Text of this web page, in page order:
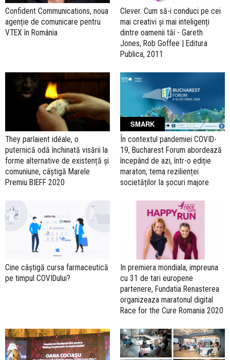
Confident Communications, noua
agenție de comunicare pentru
VTEX în România
Clever. Cum să-i conduci pe cei
mai creativi și mai inteligenți
dintre oamenii tăi - Gareth
Jones, Rob Goffee | Editura
Publica, 2011
They parlaient idéale, o
puternică odă închinată visării la
forme alternative de existență și
comuniune, câștigă Marele
Premiu BIEFF 2020
SMARK
În contextul pandemiei COVID-
19, Bucharest Forum abordează
începând de azi, într-o ediție
maraton, tema rezilienței
societăților la șocuri majore
Cine câştigă cursa farmaceutică
pe timpul COVIDului?
In premiera mondiala, impreuna
cu 31 de tari europene
partenere, Fundatia Renasterea
organizeaza maratonul digital
Race for the Cure Romania 2020